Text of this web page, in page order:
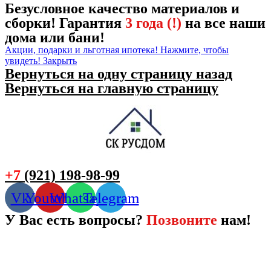
Безусловное качество материалов и
сборки! Гарантия 3 года (!) на все наши
дома или бани!
Акции, подарки и льготная ипотека! Нажмите, чтобы
увидеть! Закрыть
Вернуться на одну страницу назад
Вернуться на главную страницу
+7 (921) 198-98-99
VkYoutubeWhatsappTelegram
У Вас есть вопросы? Позвоните нам!